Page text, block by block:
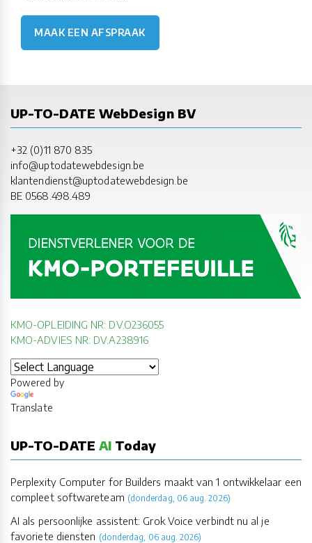
MAAK EEN AFSPRAAK
UP-TO-DATE WebDesign BV
+32 (0)11 870 835
info@uptodatewebdesign.be
klantendienst@uptodatewebdesign.be
BE 0568.498.489
KMO-OPLEIDING NR: DV.O236055
KMO-ADVIES NR: DV.A238916
Powered by
Translate
UP-TO-DATE AI Today
Perplexity Computer for Builders maakt van 1 ontwikkelaar een
compleet softwareteam (donderdag, 06 aug. 2026)
AI als persoonlijke assistent: Grok Voice verbindt nu al je
favoriete diensten (donderdag, 06 aug. 2026)